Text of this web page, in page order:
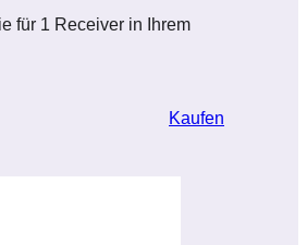
für 1 Receiver in Ihrem
Kaufen